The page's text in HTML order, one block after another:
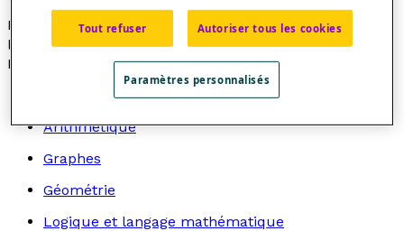
Le codomaine d'une relation R se note : codom(R) et le
lit : « le codomaine de la relation R ».
Recherche par thème
Arithmétique
Graphes
Géométrie
Logique et langage mathématique
Tout refuser Autoriser tous les cookies
Paramètres personnalisés